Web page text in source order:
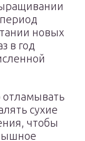
новых
в год
отламывать
сухие
чтобы